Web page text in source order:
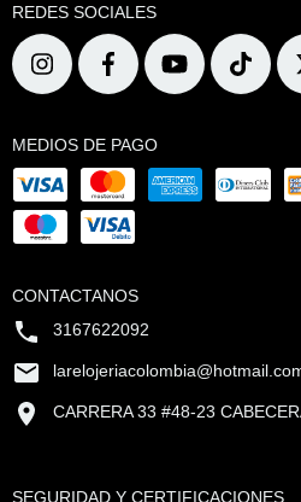
REDES SOCIALES
MEDIOS DE PAGO
CONTACTANOS
3167622092
CARRERA 33 #48-23
SEGURIDAD Y CERTIFICACIONES